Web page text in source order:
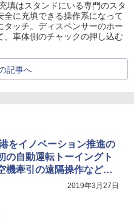
填はスタンドにいる専門のスタ
全に充填できる操作系になって
ッチ。ディスペンサーのホー
、車体側のチャックの押し込む
記事へ
をイノベーション推進の
の自動運転トーイングト
機牽引の遠隔操作など実
2019年3月27日